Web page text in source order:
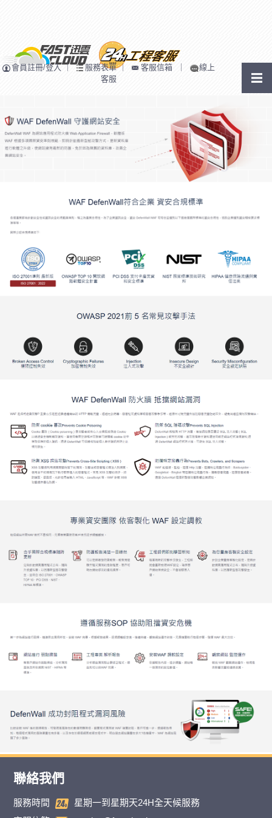
會員註冊/登入｜ 服務表單｜ 客服信箱 ｜
線上
客服
聯絡我們
服務時間
星期一到星期天24H全天候服務